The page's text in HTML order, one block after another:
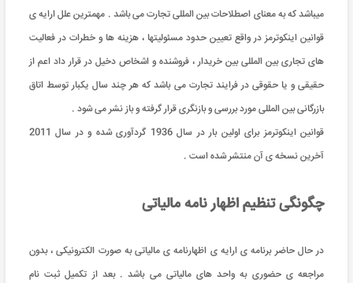
میباشد که به معنای اصطلاحات بین المللی تجارت می باشد . مهمترین علل ارایه ی
قوانین اینکوترمز در واقع تعیین حدود مسئولیتها ، هزینه ها و خطرات در فعالیت
های تجاری بین المللی بین خریدار ، فروشنده و اشخاص دخیل در قرار داد اعم از
حقیقی و یا حقوقی در فرایند تجارت می باشد که هر چند سال یکبار توسط اتاق
بازرگانی بین المللی مورد بررسی و بازنگری قرار گرفته و باز نشر می شود .
قوانین اینکوترمز برای اولین بار در سال 1936 گردآوری شده و در سال 2011
آخرین نسخه ی آن منتشر شده است .
چگونگی تنظیم اظهار نامه مالیاتی
در حال حاضر برنامه ی ارایه ی اظهارنامه ی مالیاتی به صورت الکترونیکی ، بدون
مراجعه ی حضوری به واحد های مالیاتی می باشد . بعد از تکمیل ثبت نام